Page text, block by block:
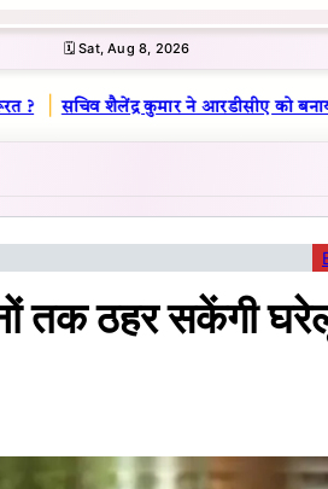
🗓️ Sat, Aug 8, 2026
| सचिव शैलेंद्र कुमार ने आरडीसीए को
तक ठहर सकेंगी